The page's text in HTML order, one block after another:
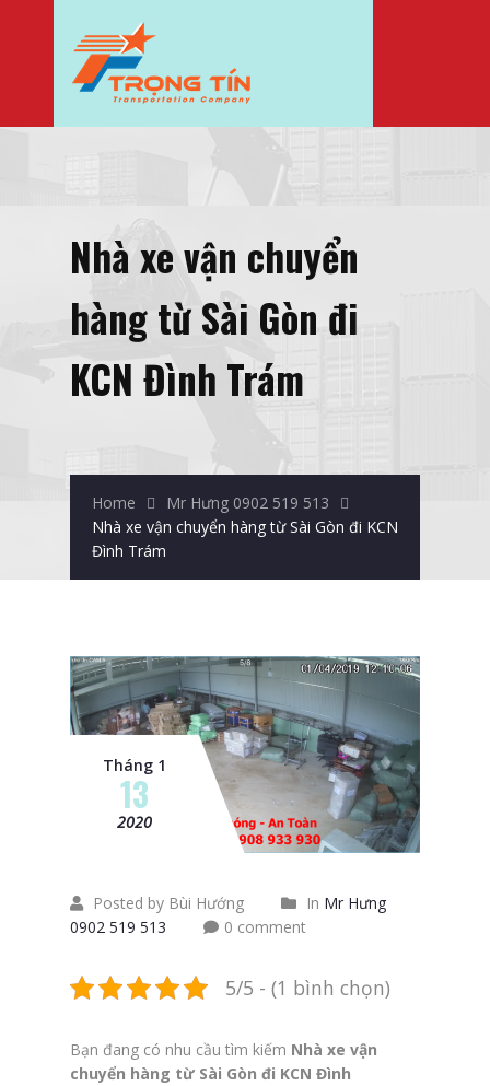
Nhà xe vận chuyển
hàng từ Sài Gòn đi
KCN Đình Trám
Home
Mr Hưng 0902 519 513
Nhà xe vận chuyển hàng từ Sài Gòn đi KCN
Đình Trám
Tháng 1
13
2020
Posted by Bùi Hướng In Mr Hưng
0902 519 513
0 comment
5/5 - (1 bình chọn)
Bạn đang có nhu cầu tìm kiếm Nhà xe vận
chuyển hàng từ Sài Gòn đi KCN Đình